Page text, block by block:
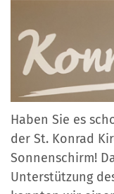
Haben Sie es
der St. Konrad
Sonnenschirm!
Unterstützung